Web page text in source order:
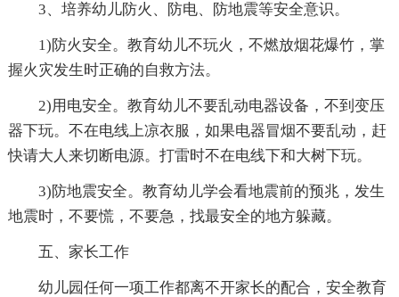
3、培养幼儿防火、防电、防地震等安全意识。
1)防火安全。教育幼儿不玩火，不燃放烟花爆竹，掌
握火灾发生时正确的自救方法。
2)用电安全。教育幼儿不要乱动电器设备，不到变压
器下玩。不在电线上凉衣服，如果电器冒烟不要乱动，赶
快请大人来切断电源。打雷时不在电线下和大树下玩。
3)防地震安全。教育幼儿学会看地震前的预兆，发生
地震时，不要慌，不要急，找最安全的地方躲藏。
五、家长工作
幼儿园任何一项工作都离不开家长的配合，安全教育